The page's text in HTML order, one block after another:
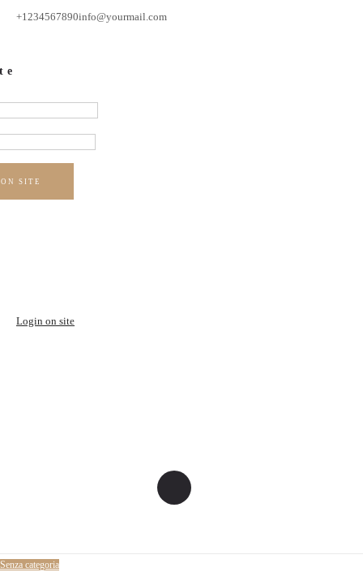
+1234567890info@yourmail.com
SITE
Login on site
Senza categoria